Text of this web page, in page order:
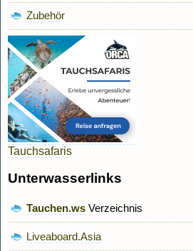
Zubehör
Tauchsafaris
Unterwasserlinks
Tauchen.ws Verzeichnis
Liveaboard.Asia